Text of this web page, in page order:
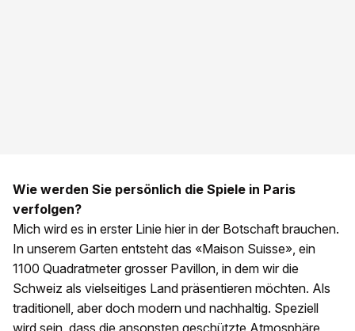
Wie werden Sie persönlich die Spiele in Paris
verfolgen?
Mich wird es in erster Linie hier in der Botschaft brauchen.
In unserem Garten entsteht das «Maison Suisse», ein
1100 Quadratmeter grosser Pavillon, in dem wir die
Schweiz als vielseitiges Land präsentieren möchten. Als
traditionell, aber doch modern und nachhaltig. Speziell